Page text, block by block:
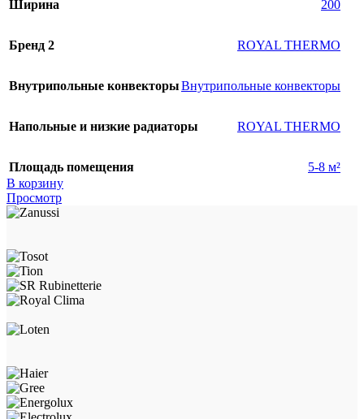
Ширина 200
Бренд 2 ROYAL THERMO
Внутрипольные конвекторыВнутрипольные конвекторы
Напольные и низкие радиаторы ROYAL THERMO
Площадь помещения
5-8 м²
В корзину
Просмотр